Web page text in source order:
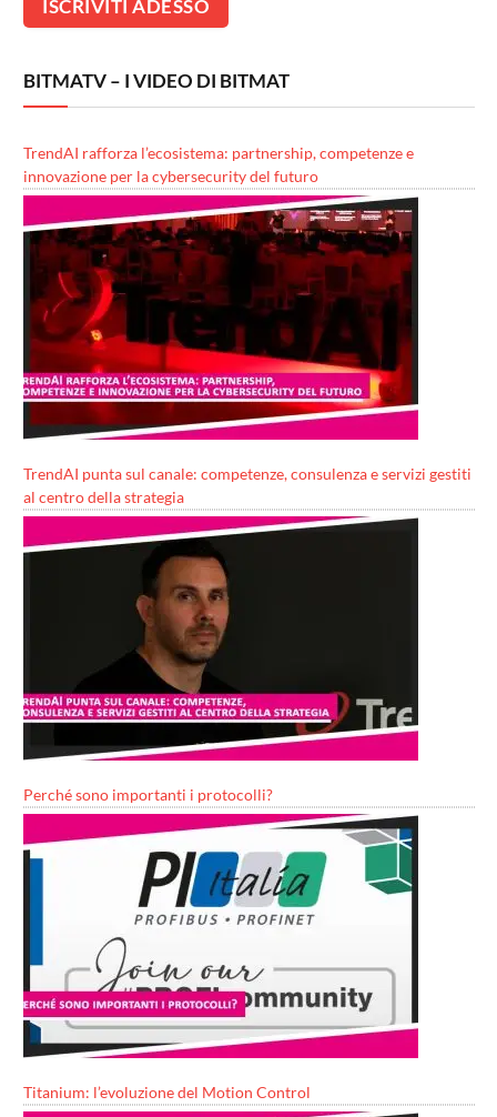
BITMATV – I VIDEO DI BITMAT
TrendAI rafforza l’ecosistema: partnership, competenze e
innovazione per la cybersecurity del futuro
TrendAI punta sul canale: competenze, consulenza e servizi gestiti
al centro della strategia
Perché sono importanti i protocolli?
Titanium: l’evoluzione del Motion Control